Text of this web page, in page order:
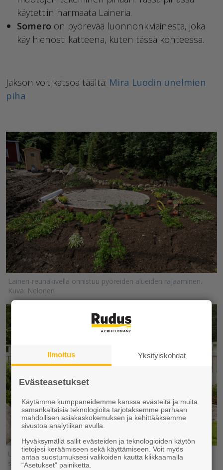
käytettiin harmaata Laineria.
Somero on pyörevää luonnonkiviainesta, joka
käy hienosti katteena, kuten tässä kohteessa.
Jakson voit katsoa täältä: Mira Luodin unelmien
piha
Laineri-reunakivellä onnistuu pyöreiden alueiden rajaaminen.
Kuva: Nelonen
Upea nuotiopaikka on toteutettu harmaalla Laineri-reunakivellä
sekä somerolla. Kuva: Nelonen
Ilmoitus Yksityiskohdat
Evästeasetukset
Käytämme kumppaneidemme kanssa evästeitä ja muita
samankaltaisia teknologioita tarjotaksemme parhaan
mahdollisen asiakaskokemuksen ja kehittääksemme
sivustoa analytiikan avulla.
Hyväksymällä sallit evästeiden ja teknologioiden käytön
tietojesi keräämiseen sekä käyttämiseen. Voit myös
antaa suostumuksesi valikoiden kautta klikkaamalla
“Asetukset” painiketta.